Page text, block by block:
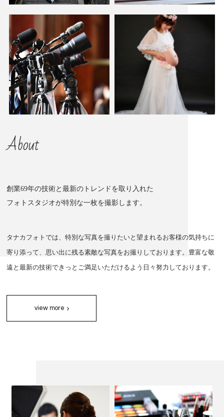
About
創業69年の技術と最新のトレンドを取り入れた
フォトスタジオが特別な一枚を撮影します。
タナカフォトでは、特別な写真を撮りたいと望まれるお客様の気持ちに
寄り添って、思い出に残る素敵な写真をお撮りしております。豊富な敬
遠と最新の技術できっとご満足いただけるよう日々努力しております。
view more